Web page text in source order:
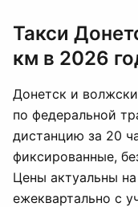
Такси
км в 2026
Донетск и
по федеральной
дистанцию за 20
фиксированные,
Цены актуальны
ежеквартально с